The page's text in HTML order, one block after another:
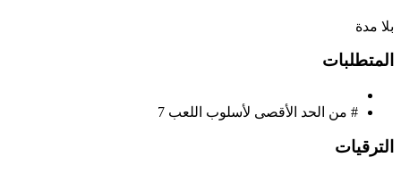
بلا مدة
المتطلبات
# من الحد الأقصى لأسلوب اللعب
الترقيات